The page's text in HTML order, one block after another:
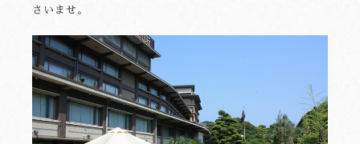
さいませ。